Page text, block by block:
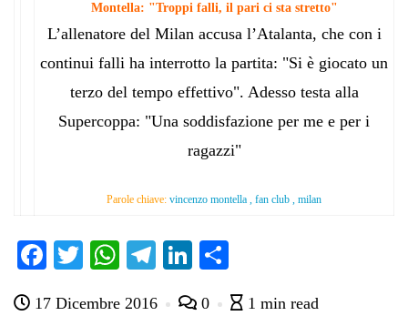
Montella: "Troppi falli, il pari ci sta stretto"
L’allenatore del Milan accusa l’Atalanta, che con i
continui falli ha interrotto la partita: "Si è giocato un
terzo del tempo effettivo". Adesso testa alla
Supercoppa: "Una soddisfazione per me e per i
ragazzi"
Parole chiave: vincenzo montella , fan club , milan
Fa
bo
T
tte
W
ts
Te
gr
Li
ed di
17 Dicembre 2016 0 1 min read